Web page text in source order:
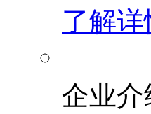
了解详
企业介